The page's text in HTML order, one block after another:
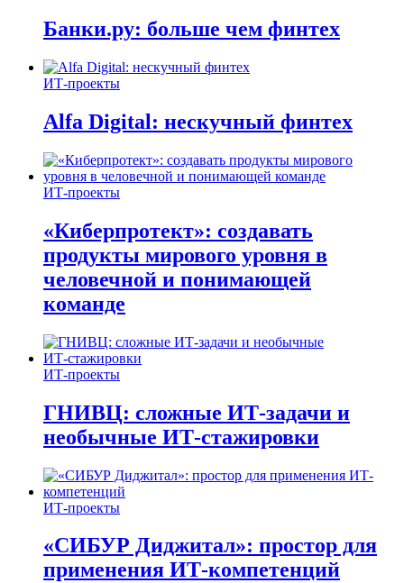
Банки.ру: больше чем финтех
ИТ-проекты
Alfa Digital: нескучный финтех
ИТ-проекты
«Киберпротект»: создавать
продукты мирового уровня в
человечной и понимающей
команде
ИТ-проекты
ГНИВЦ: сложные ИТ‑задачи и
необычные ИТ‑стажировки
ИТ-проекты
«СИБУР Диджитал»: простор для
применения ИТ-компетенций